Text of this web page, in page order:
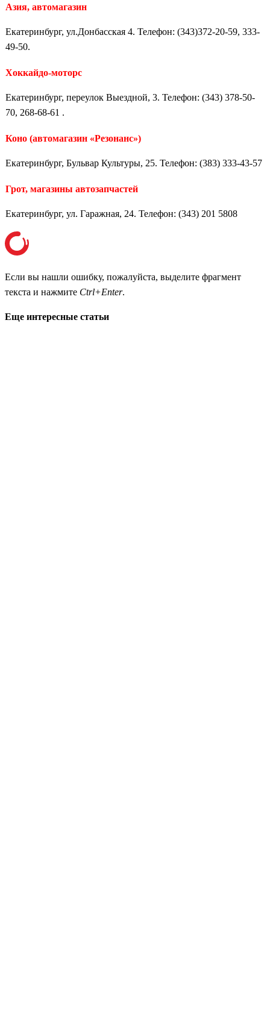
Азия, автомагазин
Екатеринбург, ул.Донбасская 4. Телефон: (343)372-20-59, 333-
49-50.
Хоккайдо-моторс
Екатеринбург, переулок Выездной, 3. Телефон: (343) 378-50-
70, 268-68-61 .
Коно (автомагазин «Резонанс»)
Екатеринбург, Бульвар Культуры, 25. Телефон: (383) 333-43-57
Грот, магазины автозапчастей
Екатеринбург, ул. Гаражная, 24. Телефон: (343) 201 5808
Если вы нашли ошибку, пожалуйста, выделите фрагмент
текста и нажмите Ctrl+Enter.
Еще интересные статьи